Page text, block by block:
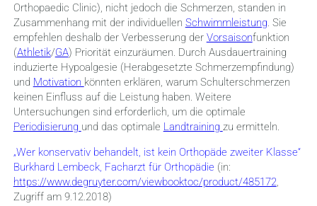
Orthopaedic Clinic), nicht jedoch die Schmerzen, standen in
Zusammenhang mit der individuellen Schwimmleistung . Sie
empfehlen deshalb der Verbesserung der Vorsaisonfunktion
(Athletik/GA) Priorität einzuräumen. Durch Ausdauertraining
induzierte Hypoalgesie (Herabgesetzte Schmerzempfindung)
und Motivation könnten erklären, warum Schulterschmerzen
keinen Einfluss auf die Leistung haben. Weitere
Untersuchungen sind erforderlich, um die optimale
Periodisierung und das optimale Landtraining zu ermitteln.
„Wer konservativ behandelt, ist kein Orthopäde zweiter Klasse“
Burkhard Lembeck, Facharzt für Orthopädie (in:
https://www.degruyter.com/viewbooktoc/product/485172,
Zugriff am 9.12.2018)